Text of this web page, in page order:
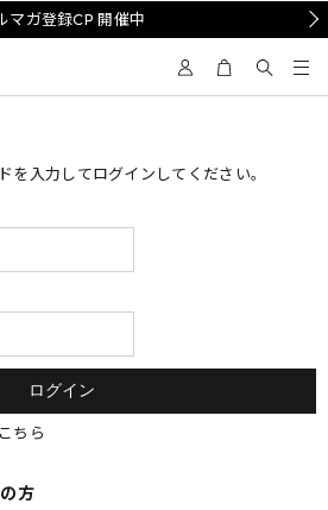
マガ登録CP 開催中
を入力してログインしてください。
ちら
方